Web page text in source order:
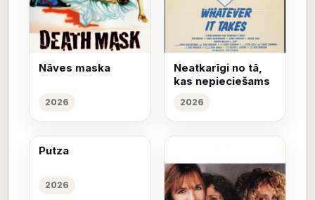
Nāves maska
2026
Neatkarīgi no tā,
kas nepieciešams
2026
Putza
2026